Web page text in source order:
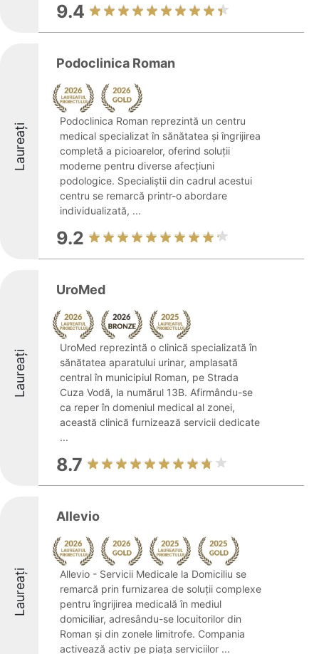
9.4
Laureați
Podoclinica Roman
Podoclinica Roman reprezintă un centru
medical specializat în sănătatea și îngrijirea
completă a picioarelor, oferind soluții
moderne pentru diverse afecțiuni
podologice. Specialiștii din cadrul acestui
centru se remarcă printr-o abordare
individualizată, ...
9.2
Laureați
UroMed
UroMed reprezintă o clinică specializată în
sănătatea aparatului urinar, amplasată
central în municipiul Roman, pe Strada
Cuza Vodă, la numărul 13B. Afirmându-se
ca reper în domeniul medical al zonei,
această clinică furnizează servicii dedicate
...
8.7
Laureați
Allevio
Allevio - Servicii Medicale la Domiciliu se
remarcă prin furnizarea de soluții complexe
pentru îngrijirea medicală în mediul
domiciliar, adresându-se locuitorilor din
Roman și din zonele limitrofe. Compania
activează activ pe piața serviciilor ...